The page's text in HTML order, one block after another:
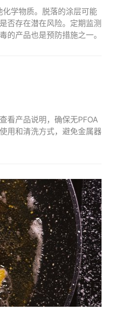
学物质。脱落的涂层可能
否存在潜在风险。定期监测
产品也是预防措施之一。
看产品说明，确保无PFOA
用和清洗方式，避免金属器